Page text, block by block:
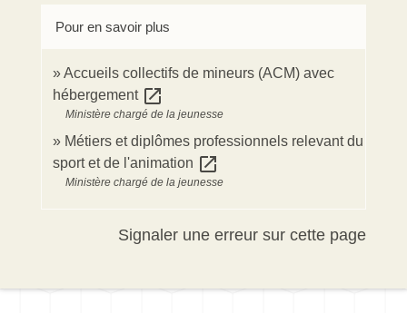
Pour en savoir plus
Accueils collectifs de mineurs (ACM) avec
hébergement open_in_new
Ministère chargé de la jeunesse
Métiers et diplômes professionnels relevant du
sport et de l'animation open_in_new
Ministère chargé de la jeunesse
Signaler une erreur sur cette page